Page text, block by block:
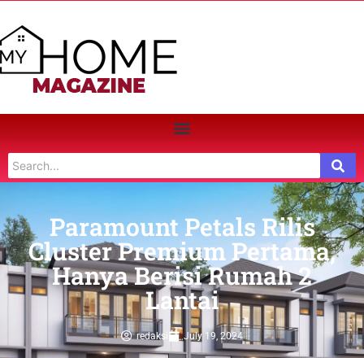
Paramount Petals Rilis
Cluster Premium Pertama,
Hanya Berisi Rumah 2
Lantai
redaksi July 19, 2024